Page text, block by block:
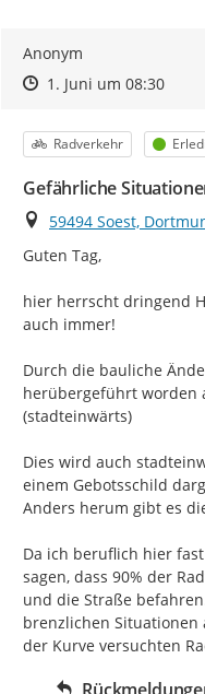
Anonym
Zeitpunkt des
Zeitpunkt des
1. Juni um 08:30Zur
Kategorie
Radverkehr Status
Gefährliche
Ort
59494 Soest,
Guten Tag,
hier herrscht dringend
auch immer!
Durch die bauliche
herübergeführt worden
(stadteinwärts)
Dies wird auch
einem Gebotsschild
Anders herum gibt es
Da ich beruflich hier
sagen, dass 90% der
und die Straße
brenzlichen
der Kurve versuchten